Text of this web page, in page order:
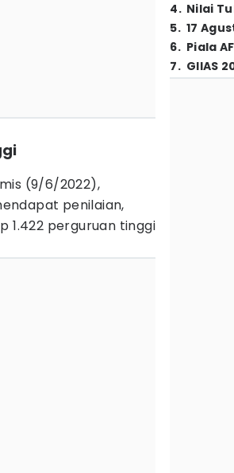
(9/6/2022),
penilaian,
1.422 perguruan tinggi
4. Nilai
5. 17
6. Piala
7. GIIAS